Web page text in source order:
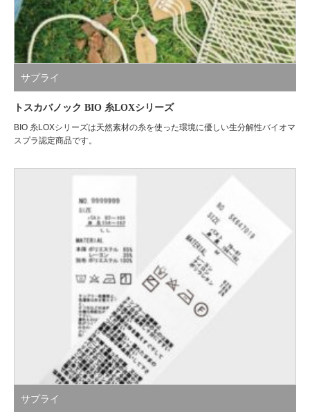
サプライ
トスカバノック BIO 糸LOXシリーズ
BIO 糸LOXシリーズは天然素材の糸を使った環境に優しい生分解性バイオマ
スプラ認定商品です。
サプライ